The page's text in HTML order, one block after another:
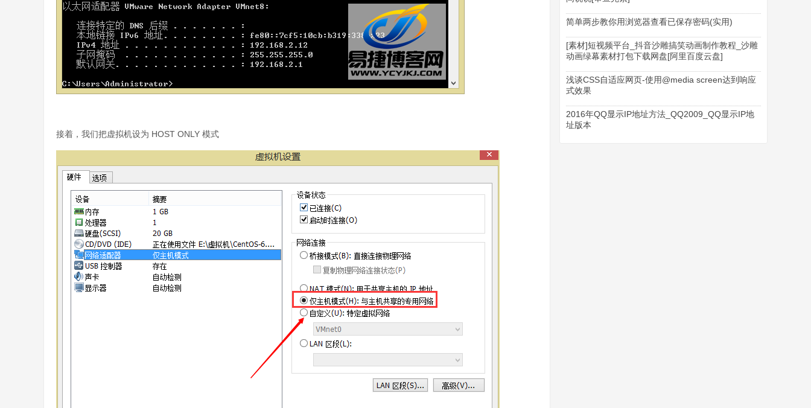
接着，我们把虚拟机设为 HOST ONLY 模式
简单两步教你用浏览器查看已保存密码(实用)
[素材]短视频平台_抖音沙雕搞笑动画制作教程_沙雕
动画绿幕素材打包下载网盘[阿里百度云盘]
浅谈CSS自适应网页-使用@media screen达到响应
式效果
2016年QQ显示IP地址方法_QQ2009_QQ显示IP地
址版本